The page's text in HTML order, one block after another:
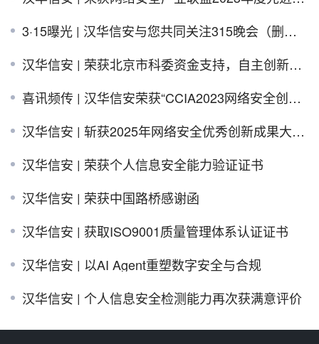
3·15曝光 | 汉华信安与您共同关注315晚会（删除恢复数据)
汉华信安 | 荣获北京市科委资金支持，自主创新再获肯定
喜讯频传 | 汉华信安荣获“CCIA2023网络安全创新成果大赛”复赛优胜奖
汉华信安 | 斩获2025年网络安全优秀创新成果大赛优胜奖！
汉华信安 | 荣获个人信息安全能力验证证书
汉华信安 | 荣获中国路桥感谢函
汉华信安 | 获取ISO9001质量管理体系认证证书
汉华信安 | 以AI Agent重塑数字安全与合规
汉华信安 | 个人信息安全检测能力再次获满意评价